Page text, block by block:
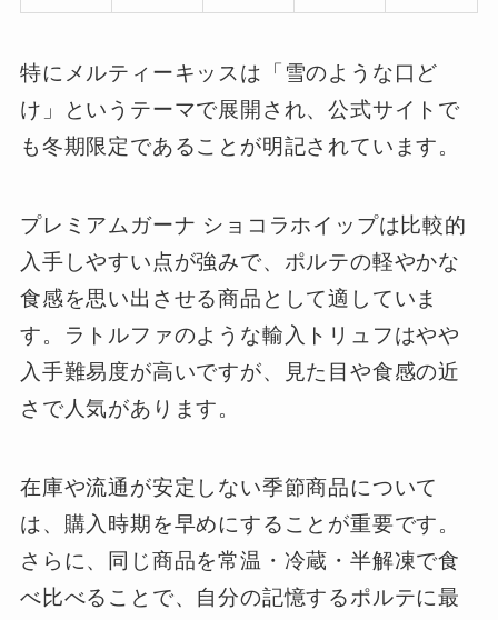
特にメルティーキッスは「雪のような口ど
け」というテーマで展開され、公式サイトで
も冬期限定であることが明記されています。
プレミアムガーナ ショコラホイップは比較的
入手しやすい点が強みで、ポルテの軽やかな
食感を思い出させる商品として適していま
す。ラトルファのような輸入トリュフはやや
入手難易度が高いですが、見た目や食感の近
さで人気があります。
在庫や流通が安定しない季節商品について
は、購入時期を早めにすることが重要です。
さらに、同じ商品を常温・冷蔵・半解凍で食
べ比べることで、自分の記憶するポルテに最